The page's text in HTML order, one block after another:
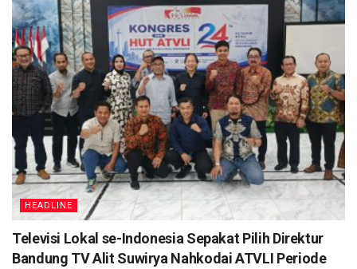
proses sidik lanjut.
Atas perbuatan Pelaku bernama Nhd alias RADI diduga
telah melanggar pasal Pasal 114 ayat (1) Jo Pasal 112 ayat
(1) UU RI No.35 tahun 2009 tentang Narkotika, diancam
penjara seumur hidup atau pidana penjara paling singkat 5
(lima) tahun dan paling lama 20 (dua puluh) tahun dan pidana
denda paling sedikit Rp1 milair dan paling banyak Rp10
miliar. ( TN)
Tags: Headlines
HEADLINE
Televisi Lokal se-Indonesia Sepakat Pilih Direktur
Bandung TV Alit Suwirya Nahkodai ATVLI Periode